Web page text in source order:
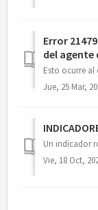
Error
del agente
Jue, 25 Mar,
Vie, 18 Oct,